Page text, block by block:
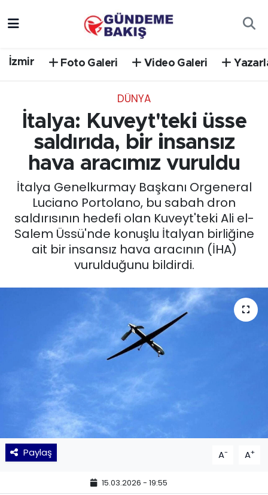
İzmir Foto Galeri Video Galeri
DÜNYA
İtalya: Kuveyt'teki üsse
saldırıda, bir insansız
hava aracımız vuruldu
İtalya Genelkurmay Başkanı Orgeneral
Luciano Portolano, bu sabah dron
saldırısının hedefi olan Kuveyt'teki Ali el-
Salem Üssü'nde konuşlu İtalyan birliğine
ait bir insansız hava aracının (İHA)
vurulduğunu bildirdi.
Paylaş A- A+
15.03.2026 - 19:55
EGE
EĞİTİM
EKONOMİ
English News
GÜNCEL
KÜLTÜR SANAT
MAGAZİN
POLİTİKA
SAĞLIK
Siyaset
SPOR
Süper Lig Puan Durumu ve Fikstür
Tüm Manşetler
Son Dakika Haberleri
Haber Arşivi